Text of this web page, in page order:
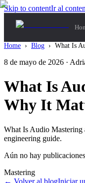
Skip to contentIr al
Home › Blog › What Is
8 de mayo de 2026 ·
What Is
Why It
What Is Audio Mastering
engineering guide.
Aún no hay
Mastering
← Volver al blogIniciar